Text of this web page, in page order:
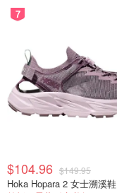
7
$104.96 $149.95
Hoka Hopara 2 女士溯溪鞋